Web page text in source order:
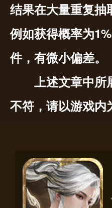
结果在大量重复抽
例如获得概率为
件，有微小偏差。
上述文章中所
不符，请以游戏内